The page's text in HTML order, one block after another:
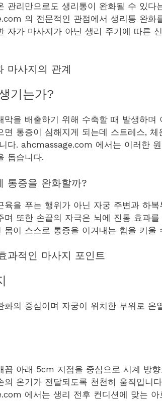
관리만으로도 생리통이 완화될 수 있
의 전문적인 관점에서 생리통 완화
자가 마사지가 아닌 생리 주기에 따른
마사지의 관계
기는가?
막을 배출하기 위해 수축할 때 발생하며
면 통증이 심해지게 되는데 스트레스,
다. ahcmassage.com 에서는 이러한
돕습니다.
통증을 완화할까?
육을 푸는 행위가 아닌 자궁 주변과 하
며 또한 손끝의 자극은 뇌에 진통 효과
몸이 스스로 통증을 이겨내는 힘을 키울
과적인 마사지 포인트
화의 중심이며 자궁이 위치한 부위로
꼽 아래 5cm 지점을 중심으로 시계 방
의 온기가 전달되도록 천천히 움직입니
에서는 생리 전후 컨디션에 맞는